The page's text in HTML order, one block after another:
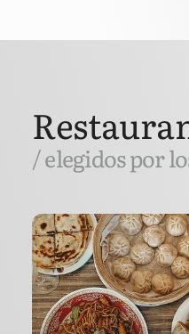
/ elegidos por